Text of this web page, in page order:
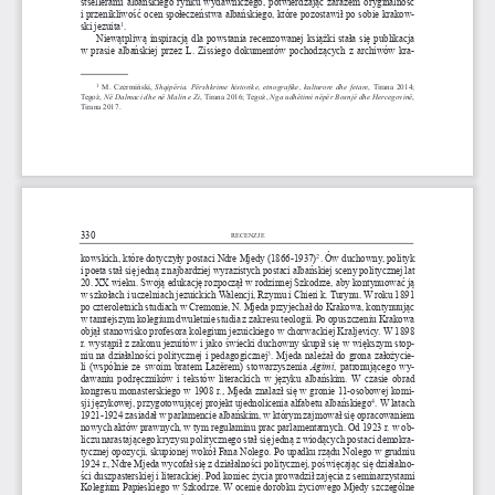
i przenikliwość ocen społeczeństwa albańskiego, które pozostawił po sobie krakow-
ski jezuita1
Niewątpliwą inspiracją dla powstania recenzowanej książki stała się publikacja
w  prasie albańskiej przez L. Zissiego dokumentów pochodzących z archiwów kra-
1 M. Czermiński, Shqipëria.  Përshkrime  historike,  etnografike,  kulturore  dhe  fetare , Tirana 2014;
Tegoż,
Në Dalmaci dhe në Malin e Zi , Tirana 2016; Tegoż, Nga udhëtimi nëpër Bosnjë dhe Hercegovinë
Tirana 2017.
330 rECENZjE
kowskich, które dotyczyły postaci Ndre Mjedy (1866-1937)2
. Ów duchowny, polityk
i poeta stał się jedną z najbardziej wyrazistych postaci albańskiej sceny politycznej lat
20. xx wieku. Swoją edukację rozpoczął w rodzinnej Szkodrze, aby kontynuować ją
w  szkołach i uczelniach jezuickich Walencji, rzymu i Chieri k. Turynu. W roku 1891
po czteroletnich studiach w Cremonie, N. Mjeda przyjechał do Krakowa, kontynuując
w  tamtejszym kolegium dwuletnie studia z zakresu teologii. Po opuszczeniu Krakowa
objął stanowisko profesora kolegium jezuickiego w chorwackiej Kraljevicy. W 1898
r. wystąpił z zakonu jezuitów i jako świecki duchowny skupił się w większym stop-
niu na działalności politycznej i pedagogicznej3 . Mjeda należał do grona założycie-
li (wspólnie ze swoim bratem Lazërem) stowarzyszenia Agimi, patronującego wy-
dawaniu podręczników i tekstów literackich w języku albańskim. W czasie obrad
kongresu monasterskiego w 1908 r., Mjeda znalazł się w gronie 11-osobowej komi-
sji językowej, przygotowującej projekt ujednolicenia alfabetu albańskiego4
. W latach
1921-1924 zasiadał w parlamencie albańskim, w którym zajmował się opracowaniem
nowych aktów prawnych, w tym regulaminu prac parlamentarnych. Od 1923 r. w ob-
liczu narastającego kryzysu politycznego stał się jedną z wiodących postaci demokra-
tycznej opozycji, skupionej wokół Fana Nolego. Po upadku rządu Nolego w grudniu
1924 r., Ndre Mjeda wycofał się z działalności politycznej, poświęcając się działalno-
ści duszpasterskiej i literackiej. Pod koniec życia prowadził zajęcia z seminarzystami
Kolegium Papieskiego w Szkodrze. W ocenie dorobku życiowego Mjedy szczególne